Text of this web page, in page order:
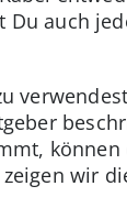
auch
wir